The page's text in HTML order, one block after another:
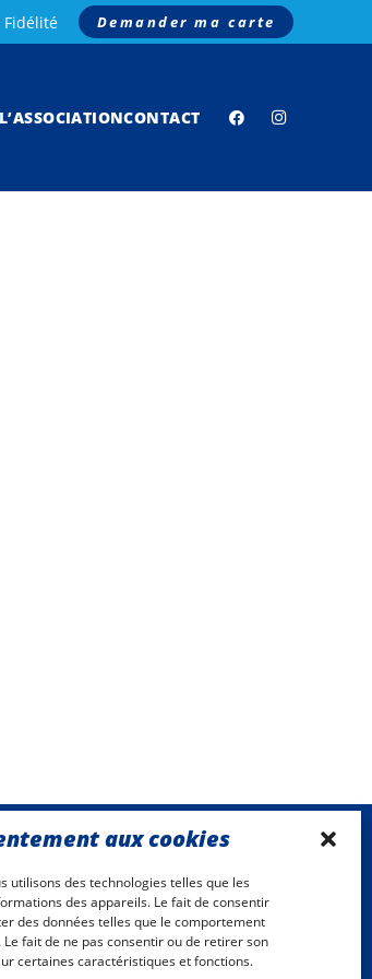
aux cookies
utilisons des technologies telles que les
des appareils. Le fait de consentir
des données telles que le comportement
fait de ne pas consentir ou de retirer son
certaines caractéristiques et fonctions.
Fidélité Demander ma carte
CONTACT
recrutent
sur les réseaux sociaux